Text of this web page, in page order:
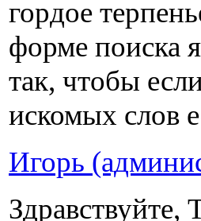
гордое
форме поиска
так, чтобы
искомых слов
Игорь